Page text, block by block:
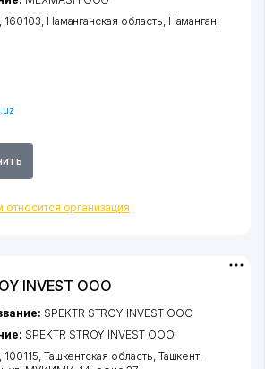
организация
160103, Наманганская область Наманган
INVEST ООО
SPEKTR STROY INVEST ООО
SPEKTR STROY INVEST ООО
100115,Ташкентская область, Ташкент,